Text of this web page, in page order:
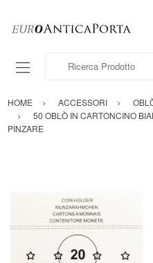
Ricerca Prodotto
HOME ACCESSORI
50 OBLÒ IN CARTONCINO
PINZARE